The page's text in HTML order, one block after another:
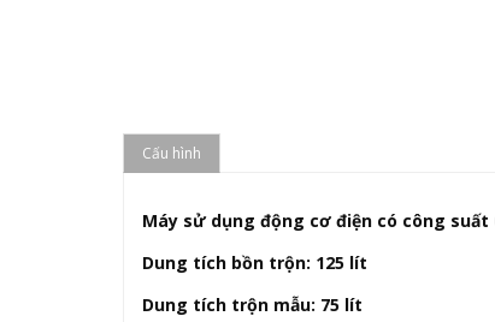
Cấu hình
Máy sử dụng động cơ điện có công suất
Dung tích bồn trộn: 125 lít
Dung tích trộn mẫu: 75 lít